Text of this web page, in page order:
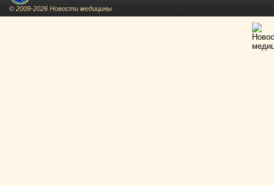
© 2009-2026 Новости медицины